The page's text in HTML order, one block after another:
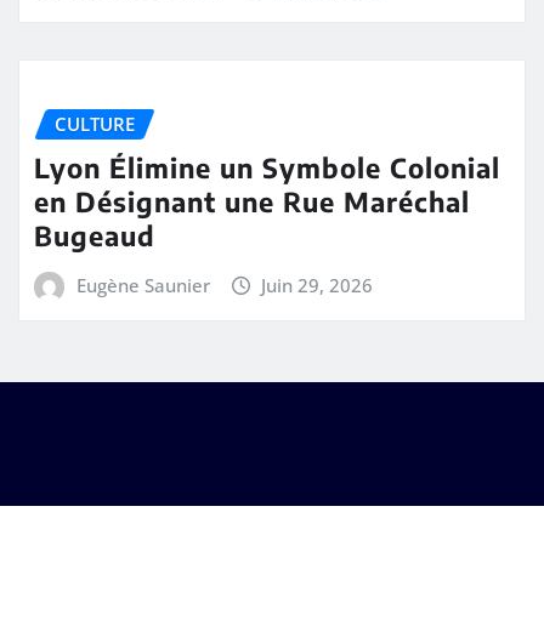
CULTURE
Lyon Élimine un Symbole Colonial
en Désignant une Rue Maréchal
Bugeaud
Eugène Saunier Juin 29, 2026